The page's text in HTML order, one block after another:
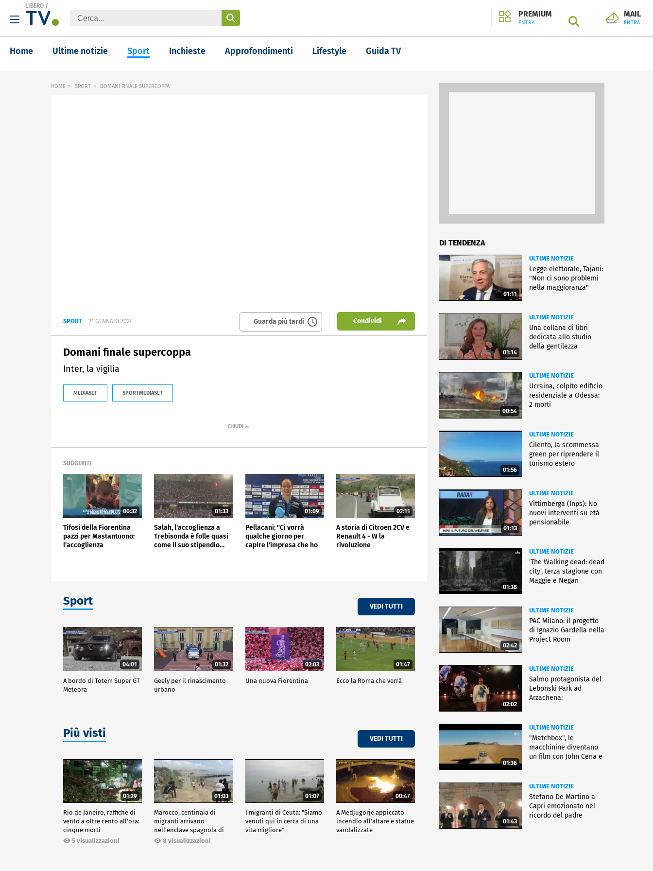
LIBERO /
PREMIUM
ENTRA SEARCH
MAIL
ENTRA
Home Ultime notizie Sport Inchieste Approfondimenti Lifestyle Guida TV
HOME SPORT DOMANI FINALE SUPERCOPPA
SPORT 21 GENNAIO 2024 Guarda più tardi Condividi
Domani finale supercoppa
Inter, la vigilia
MEDIASET SPORTMEDIASET
SUGGERITI
00:32
Tifosi della Fiorentina
pazzi per Mastantuono:
l'accoglienza
01:33
Salah, l'accoglienza a
Trebisonda è folle quasi
come il suo stipendio…
01:09
Pellacani: "Ci vorrà
qualche giorno per
capire l'impresa che ho
02:11
A storia di Citroen 2CV e
Renault 4 - W la
rivoluzione
Sport VEDI TUTTI
04:01
A bordo di Totem Super GT
Meteora
01:32
Geely per il rinascimento
urbano
02:03
Una nuova Fiorentina
01:47
Ecco la Roma che verrà
Più visti VEDI TUTTI
01:29
Rio de Janeiro, raffiche di
vento a oltre cento all'ora:
cinque morti
5 visualizzazioni
01:03
Marocco, centinaia di
migranti arrivano
nell'enclave spagnola di
Ceuta8 visualizzazioni
01:07
I migranti di Ceuta: "Siamo
venuti qui in cerca di una
vita migliore"
00:47
A Medjugorje appiccato
incendio all'altare e statue
vandalizzate
DI TENDENZA
01:11
ULTIME NOTIZIE
Legge elettorale, Tajani:
"Non ci sono problemi
nella maggioranza"
01:14
ULTIME NOTIZIE
Una collana di libri
dedicata allo studio
della gentilezza
00:54
ULTIME NOTIZIE
Ucraina, colpito edificio
residenziale a Odessa:
2 morti
01:56
ULTIME NOTIZIE
Cilento, la scommessa
green per riprendere il
turismo estero
01:13
ULTIME NOTIZIE
Vittimberga (Inps): No
nuovi interventi su età
pensionabile
01:38
ULTIME NOTIZIE
'The Walking dead: dead
city', terza stagione con
Maggie e Negan
02:42
ULTIME NOTIZIE
PAC Milano: il progetto
di Ignazio Gardella nella
Project Room
02:02
ULTIME NOTIZIE
Salmo protagonista del
Lebonski Park ad
Arzachena:
01:36
ULTIME NOTIZIE
"Matchbox", le
macchinine diventano
un film con John Cena e
01:43
ULTIME NOTIZIE
Stefano De Martino a
Capri emozionato nel
ricordo del padre